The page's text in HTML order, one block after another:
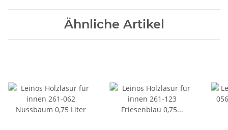
Ähnliche Artikel